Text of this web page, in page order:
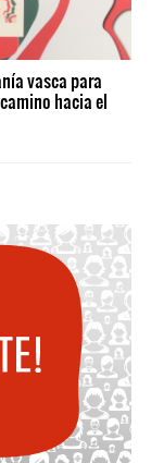
vasca para
hacia el